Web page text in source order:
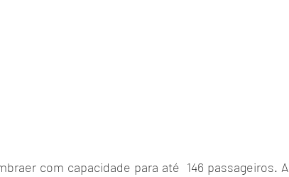
com capacidade para até  146 passageiros. A